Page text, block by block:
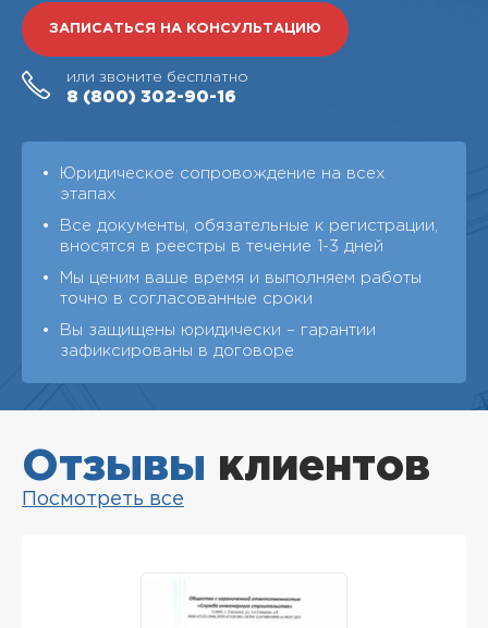
ЗАПИСАТЬСЯ НА КОНСУЛЬТАЦИЮ
или звоните бесплатно
8 (800) 302-90-16
Юридическое сопровождение на всех
этапах
Все документы, обязательные к регистрации,
вносятся в реестры в течение 1-3 дней
Мы ценим ваше время и выполняем работы
точно в согласованные сроки
Вы защищены юридически – гарантии
зафиксированы в договоре
Отзывы клиентов
Посмотреть все